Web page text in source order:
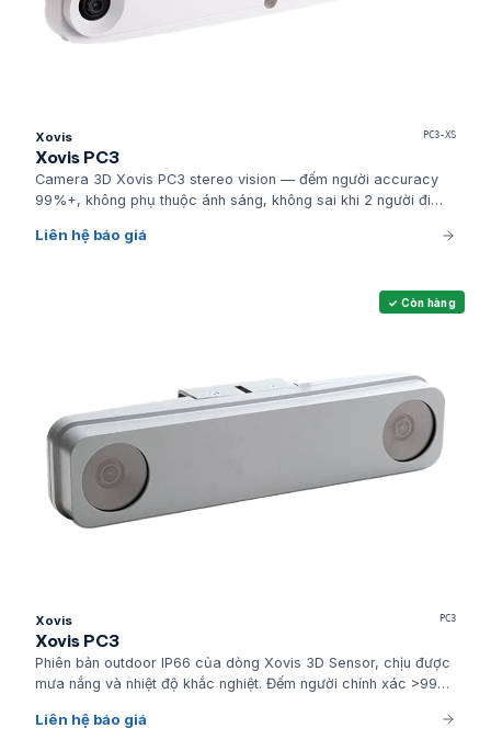
Xovis PC3-XS
Xovis PC3
Camera 3D Xovis PC3 stereo vision — đếm người accuracy
99%+, không phụ thuộc ánh sáng, không sai khi 2 người đi
Liên hệ báo giá
✓ Còn hàng
Xovis PC3
Xovis PC3
Phiên bản outdoor IP66 của dòng Xovis 3D Sensor, chịu được
mưa nắng và nhiệt độ khắc nghiệt. Đếm người chính xác >99%
bán vé.
Liên hệ báo giá